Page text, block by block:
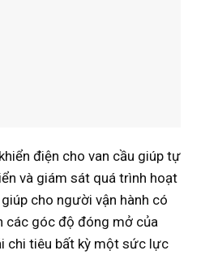
điện cho van cầu giúp tự
và giám sát quá trình hoạt
cho người vận hành có
các góc độ đóng mở của
chi tiêu bất kỳ một sức lực